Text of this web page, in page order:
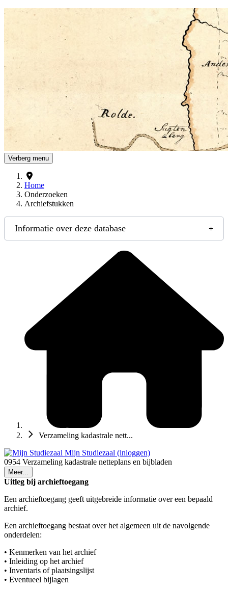
Drents Archief
Verberg menu
Home
Onderzoeken
Archiefstukken
Informatie over deze database
Verzameling kadastrale nett...
Mijn Studiezaal (inloggen)
0954 Verzameling kadastrale netteplans en bijbladen
Meer...
Uitleg bij archieftoegang
Een archieftoegang geeft uitgebreide informatie over een bepaald
archief.
Een archieftoegang bestaat over het algemeen uit de navolgende
onderdelen:
• Kenmerken van het archief
• Inleiding op het archief
• Inventaris of plaatsingslijst
• Eventueel bijlagen